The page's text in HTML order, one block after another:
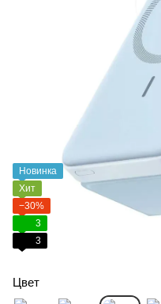
Новинка
Хит
−30%
3
3
Цвет